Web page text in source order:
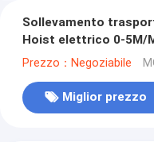
Sollevamento
Hoist elettrico 0-5M/
Prezzo：Negoziabile
Miglior prezzo